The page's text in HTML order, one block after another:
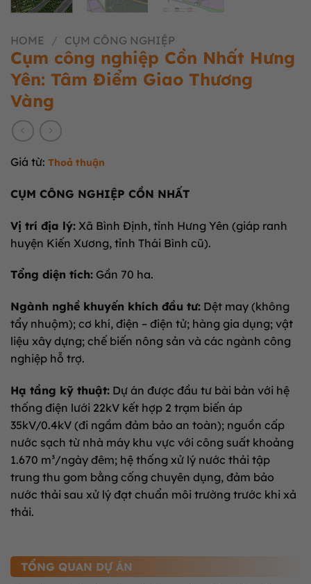
HOME / CỤM CÔNG NGHIỆP
Cụm công nghiệp Cồn Nhất Hưng
Yên: Tâm Điểm Giao Thương
Vàng
Giá từ: Thoả thuận
CỤM CÔNG NGHIỆP CỒN NHẤT
Vị trí địa lý: Xã Bình Định, tỉnh Hưng Yên (giáp ranh
huyện Kiến Xương, tỉnh Thái Bình cũ).
Tổng diện tích: Gần 70 ha.
Ngành nghề khuyến khích đầu tư: Dệt may (không
tẩy nhuộm); cơ khí, điện – điện tử; hàng gia dụng; vật
liệu xây dựng; chế biến nông sản và các ngành công
nghiệp hỗ trợ.
Hạ tầng kỹ thuật: Dự án được đầu tư bài bản với hệ
thống điện lưới 22kV kết hợp 2 trạm biến áp
35kV/0.4kV (đi ngầm đảm bảo an toàn); nguồn cấp
nước sạch từ nhà máy khu vực với công suất khoảng
1.670 m³/ngày đêm; hệ thống xử lý nước thải tập
trung thu gom bằng cống chuyên dụng, đảm bảo
nước thải sau xử lý đạt chuẩn môi trường trước khi xả
thải.
TỔNG QUAN DỰ ÁN